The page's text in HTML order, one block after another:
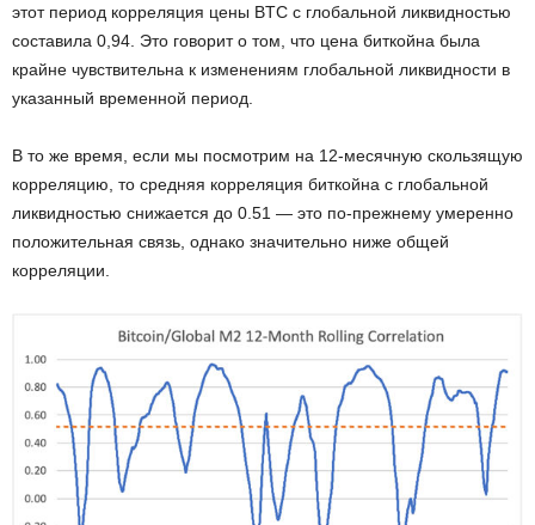
этот период корреляция цены BTC с глобальной ликвидностью
составила 0,94. Это говорит о том, что цена биткойна была
крайне чувствительна к изменениям глобальной ликвидности в
указанный временной период.
В то же время, если мы посмотрим на 12-месячную скользящую
корреляцию, то средняя корреляция биткойна с глобальной
ликвидностью снижается до 0.51 — это по-прежнему умеренно
положительная связь, однако значительно ниже общей
корреляции.